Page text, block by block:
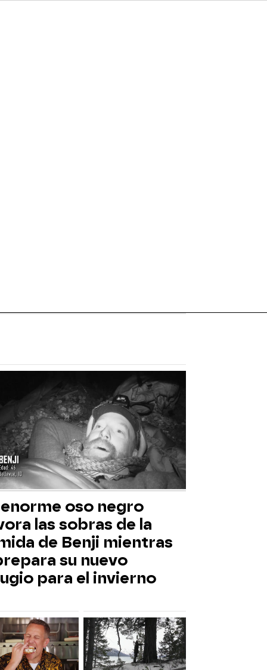
oso negro
las sobras de la
de Benji mientras
su nuevo
para el invierno